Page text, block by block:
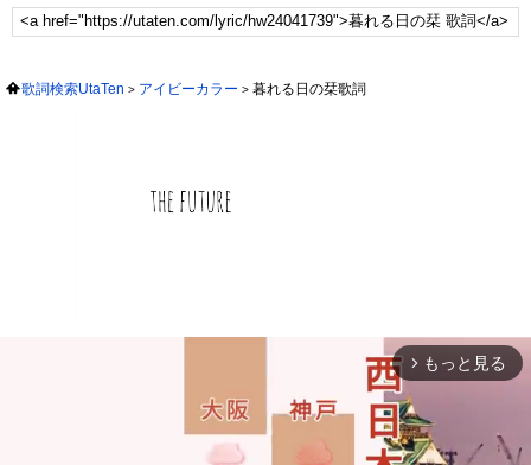
歌詞検索UtaTen アイビーカラー 暮れる日の栞歌詞
arrow_forward_ios もっと見る